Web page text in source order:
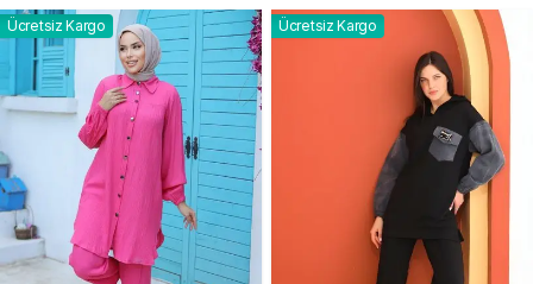
Ücretsiz Kargo Ücretsiz Kargo